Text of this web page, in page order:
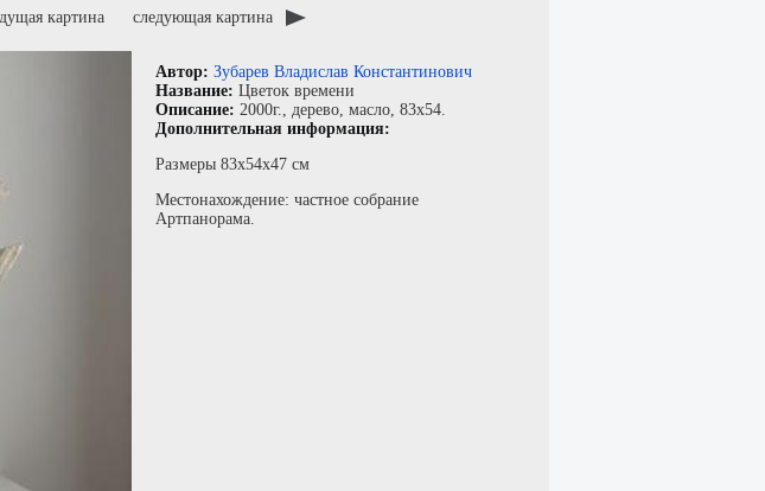
картина следующая картина
Автор: Зубарев Владислав Константинович
Название: Цветок времени
Описание: 2000г., дерево, масло, 83x54.
Дополнительная информация:
Размеры 83х54х47 см
Местонахождение: частное собрание
Артпанорама.